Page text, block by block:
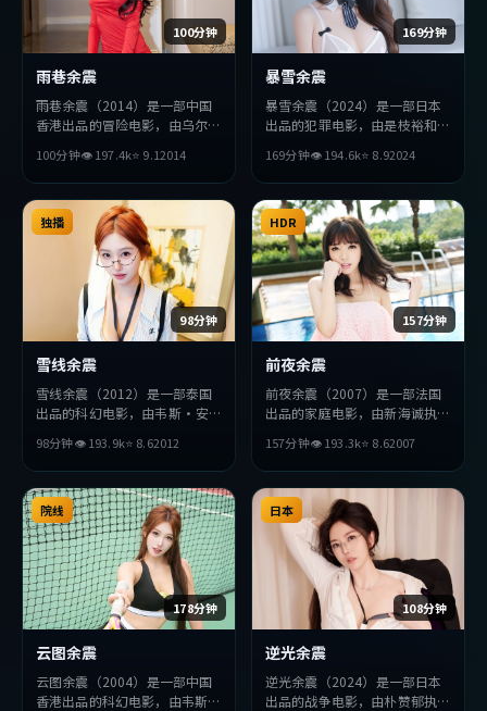
100分钟
雨巷余震
雨巷余震（2014）是一部中国
香港出品的冒险电影，由乌尔善
主演。影片在叙事与视听上力求
突破，探讨人性与抉择，节奏张
弛有度，适合喜欢该类型的观众
完整观看。
100分钟👁197.4k⭐ 9.12014
169分钟
暴雪余震
暴雪余震（2024）是一部日本
出品的犯罪电影，由是枝裕和执
演。影片在叙事与视听上力求突
破，探讨人性与抉择，节奏张弛
有度，适合喜欢该类型的观众完
整观看。
169分钟👁194.6k⭐ 8.92024
98分钟
独播
雪线余震
雪线余震（2012）是一部泰国
出品的科幻电影，由韦斯·安
墨菲、朱一龙等主演。影片在叙
事与视听上力求突破，探讨人性
与抉择，节奏张弛有度，适合喜
欢该类型的观众完整观看。
98分钟👁193.9k⭐ 8.62012
157分钟
HDR
前夜余震
前夜余震（2007）是一部法国
出品的家庭电影，由新海诚执
演。影片在叙事与视听上力求突
破，探讨人性与抉择，节奏张弛
有度，适合喜欢该类型的观众完
整观看。
157分钟👁193.3k⭐ 8.62007
178分钟
院线
云图余震
云图余震（2004）是一部中国
香港出品的科幻电影，由韦斯
108分钟
日本
逆光余震
逆光余震（2024）是一部日本
出品的战争电影，由朴赞郁执